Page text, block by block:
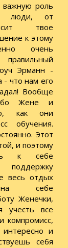
важную роль
люди, от
твое
к этому
очень
правильный
Эрманн -
- что нам его
Вообще
Жене и
как они
обучения.
Этот
и поэтому
к себе
весь отдых
на себе
Женечки,
учесть все
компромисс,
и
себя